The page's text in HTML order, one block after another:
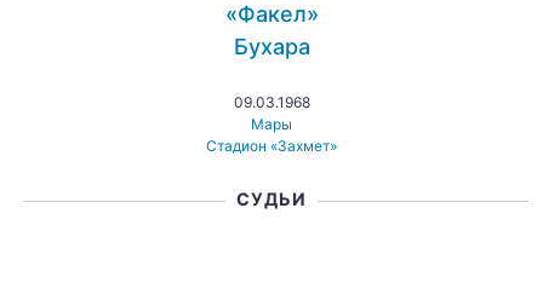
«Факел»
Бухара
09.03.1968
Мары
Стадион «Захмет»
СУДЬИ